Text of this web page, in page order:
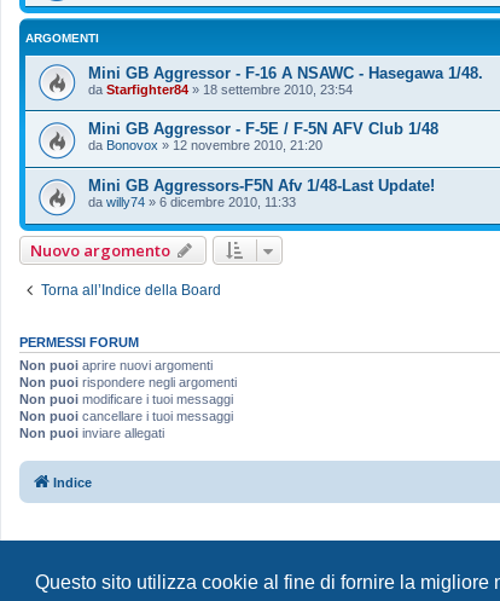
Questo sito utilizza cookie al fine di fornire la migliore
ARGOMENTI
Mini GB Aggressor - F-16 A NSAWC - Hasegawa 1/48.
da Starfighter84 » 18 settembre 2010, 23:54
Mini GB Aggressor - F-5E / F-5N AFV Club 1/48
da Bonovox » 12 novembre 2010, 21:20
Mini GB Aggressors-F5N Afv 1/48-Last Update!
da willy74 » 6 dicembre 2010, 11:33
Nuovo argomento
Torna all’Indice della Board
PERMESSI FORUM
Non puoi aprire nuovi argomenti
Non puoi rispondere negli argomenti
Non puoi modificare i tuoi messaggi
Non puoi cancellare i tuoi messaggi
Non puoi inviare allegati
Indice